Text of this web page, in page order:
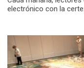
electrónico con la